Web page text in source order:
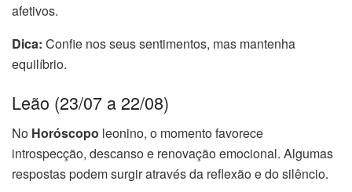
afetivos.
Dica: Confie nos seus sentimentos, mas mantenha
equilíbrio.
Leão (23/07 a 22/08)
No Horóscopo leonino, o momento favorece
introspecção, descanso e renovação emocional. Algumas
respostas podem surgir através da reflexão e do silêncio.